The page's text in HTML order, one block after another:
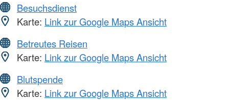
Besuchsdienst
Karte: Link zur Google Maps Ansicht
Betreutes Reisen
Karte: Link zur Google Maps Ansicht
Blutspende
Karte: Link zur Google Maps Ansicht